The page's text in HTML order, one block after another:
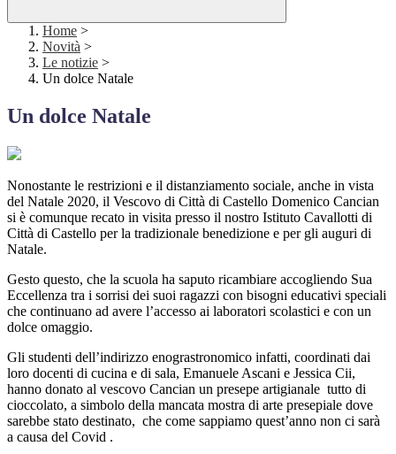
Home >
Novità >
Le notizie >
Un dolce Natale
Un dolce Natale
Nonostante le restrizioni e il distanziamento sociale, anche in vista
del Natale 2020, il Vescovo di Città di Castello Domenico Cancian
si è comunque recato in visita presso il nostro Istituto Cavallotti di
Città di Castello per la tradizionale benedizione e per gli auguri di
Natale.
Gesto questo, che la scuola ha saputo ricambiare accogliendo Sua
Eccellenza tra i sorrisi dei suoi ragazzi con bisogni educativi speciali
che continuano ad avere l’accesso ai laboratori scolastici e con un
dolce omaggio.
Gli studenti dell’indirizzo enograstronomico infatti, coordinati dai
loro docenti di cucina e di sala, Emanuele Ascani e Jessica Cii,
hanno donato al vescovo Cancian un presepe artigianale tutto di
cioccolato, a simbolo della mancata mostra di arte presepiale dove
sarebbe stato destinato, che come sappiamo quest’anno non ci sarà
a causa del Covid .